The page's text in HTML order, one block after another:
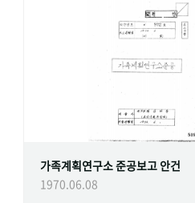
가족계획연구소 준공보고 안건
1970.06.08